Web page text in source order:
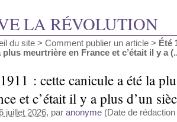
LA RÉVOLUTION
du site > Comment publier un article > Été
plus meurtrière en France et c’était il y a
: cette canicule a été la
et c’était il y a plus d’un
juillet 2026, par anonyme (Date de